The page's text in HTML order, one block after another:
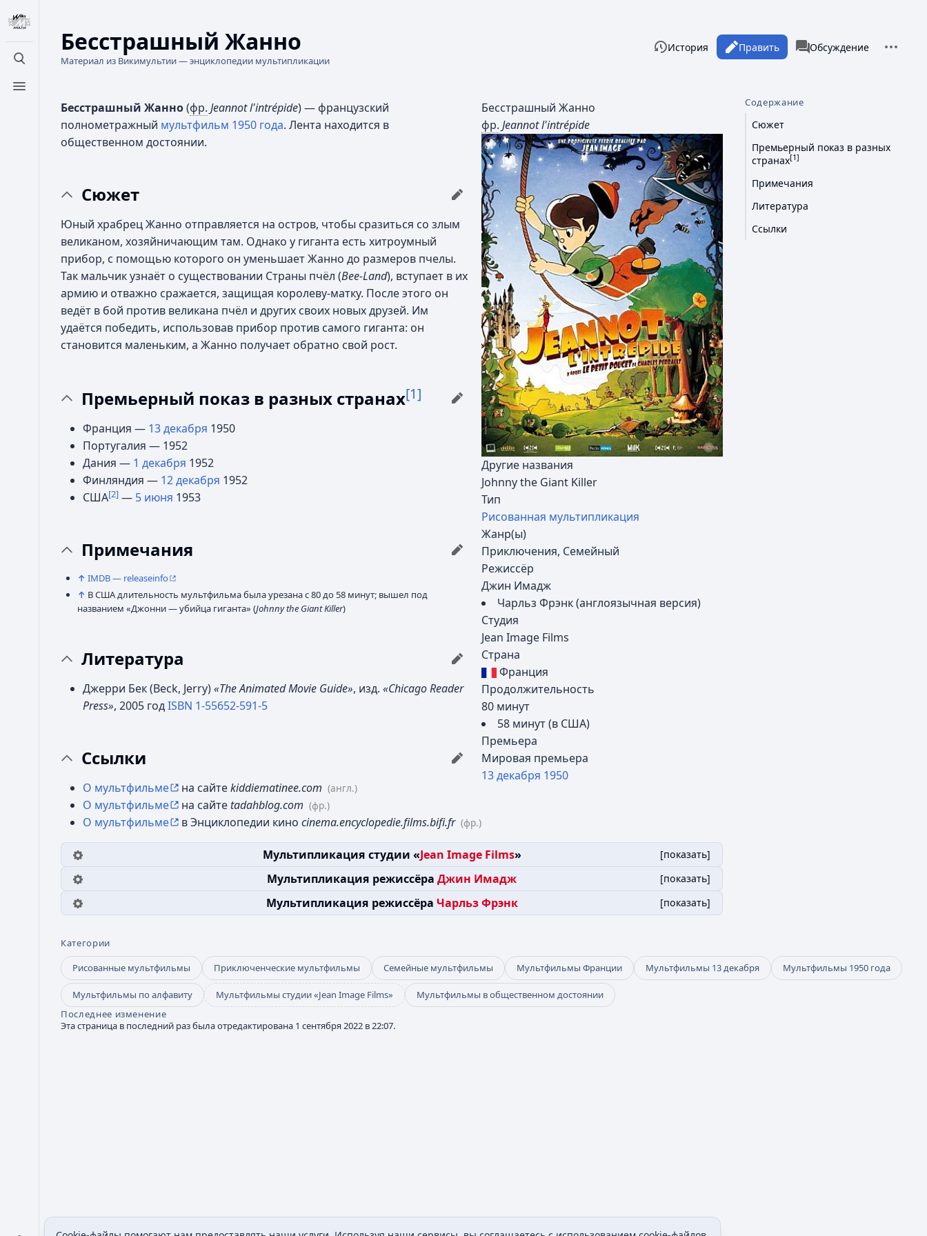
Открыть поиск
Открыть меню
Бесстрашный Жанно
Материал из Викимультии — энциклопедии мультипликации
Просмотры
Читать Править
История associated-pages
Статья
Обсуждение
Бесстрашный Жанно
фр. Jeannot l'intrépide
Другие названия
Johnny the Giant Killer
Тип
Рисованная мультипликация
Жанр(ы)
Приключения, Семейный
Режиссёр
Джин Имадж
Чарльз Фрэнк (англоязычная версия)
Студия
Jean Image Films
Страна
Франция
Продолжительность
80 минут
58 минут (в США)
Премьера
Мировая премьера
13 декабря 1950
Бесстрашный Жанно(фр. Jeannot l'intrépide) — французский
полнометражный мультфильм 1950 года. Лента находится в
общественном достоянии.
Сюжет
Юный храбрец Жанно отправляется на остров, чтобы сразиться со злым
великаном, хозяйничающим там. Однако у гиганта есть хитроумный
прибор, с помощью которого он уменьшает Жанно до размеров пчелы.
Так мальчик узнаёт о существовании Страны пчёл (Bee-Land), вступает в их
армию и отважно сражается, защищая королеву-матку. После этого он
ведёт в бой против великана пчёл и других своих новых друзей. Им
удаётся победить, использовав прибор против самого гиганта: он
становится маленьким, а Жанно получает обратно свой рост.
Премьерный показ в разных странах[1]
Франция — 13 декабря 1950
Португалия — 1952
Дания — 1 декабря 1952
Финляндия — 12 декабря 1952
США[2] — 5 июня 1953
Примечания
↑ IMDB — releaseinfo
↑ В США длительность мультфильма была урезана с 80 до 58 минут; вышел под
названием «Джонни — убийца гиганта» (Johnny the Giant Killer)
Литература
Джерри Бек (Beck, Jerry)«The Animated Movie Guide», изд. «Chicago Reader
Press», 2005 годISBN 1-55652-591-5
Ссылки
О мультфильме на сайтеkiddiematinee.com (англ.)
О мультфильме на сайте tadahblog.com (фр.)
О мультфильме в Энциклопедии кино cinema.encyclopedie.films.bifi.fr (фр.)
[показать]
Мультипликация студии «Jean Image Films»
[показать]
Мультипликация режиссёра Джин Имадж
[показать]
Мультипликация режиссёра Чарльз Фрэнк
Содержание
Сюжет
Премьерный показ в разных
странах[1]
Примечания
Литература
Ссылки
Категории
Рисованные мультфильмы
Приключенческие мультфильмы Семейные мультфильмы Мультфильмы Франции Мультфильмы 13 декабря Мультфильмы 1950 года
Мультфильмы по алфавиту Мультфильмы студии «Jean Image Films»
Мультфильмы в общественном достоянии
Последнее изменение
Эта страница в последний раз была отредактирована 1 сентября 2022 в 22:07.